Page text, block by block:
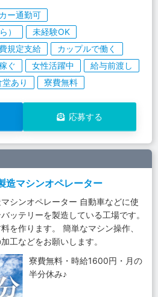
ー通勤可
）
未経験OK
規定支給
カップルで働く
ぐ 女性活躍中
給与前渡し
あり 寮費無料
応募する
造マシンオペレーター
シンオペレーター 自動車などに使
ッテリーを製造している工場です。
を作ります。 簡単なマシン操作、
工などをお願いします。
寮費無料・時給1600円・月の
半分休み♪